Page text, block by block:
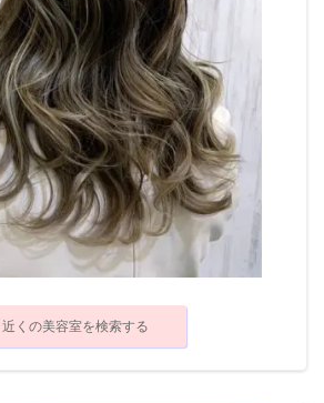
近くの美容室を検索する